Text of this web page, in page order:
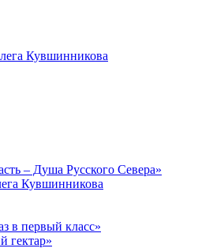
Кувшинникова
– Душа Русского Севера»
Кувшинникова
в первый класс»
гектар»